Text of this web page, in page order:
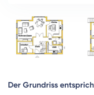
Der Grundriss